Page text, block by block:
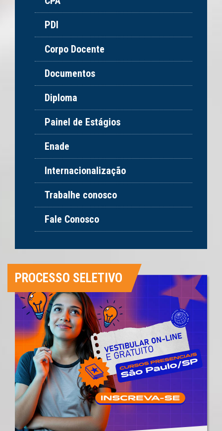
PDI
Corpo Docente
Documentos
Diploma
Painel de Estágios
Enade
Internacionalização
Trabalhe conosco
Fale Conosco
PROCESSO SELETIVO